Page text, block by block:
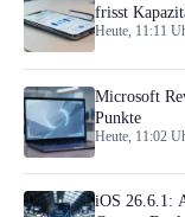
frisst
Heute, 11:11
Microsoft
Punkte
Heute, 11:02
iOS 26.6.1: